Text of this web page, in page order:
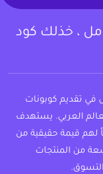
، خذلك كود
تقديم كوبونات
العربي. يستهدف
لهم قيمة حقيقية من
من المنتجات